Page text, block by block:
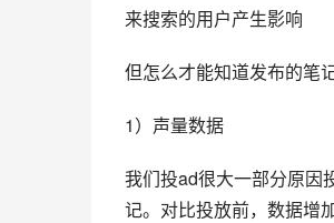
来搜索的用户产生影响
但怎么才能知道发布的笔
1）声量数据
我们投ad很大一部分原因
记。对比投放前，数据增